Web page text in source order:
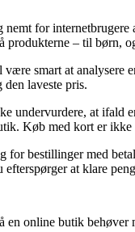
nemt for
produkterne – til børn,
smart at analysere
den laveste pris.
undervurdere, at ifald
Køb med kort er
for bestillinger med
at klare
en online butik